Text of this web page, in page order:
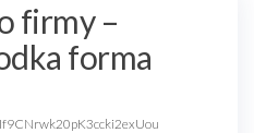
firmy –
forma